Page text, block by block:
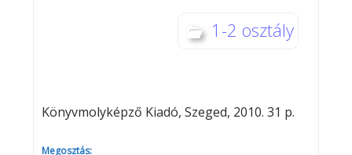
1-2 osztály
Könyvmolyképző Kiadó, Szeged, 2010. 31 p.
Megosztás: